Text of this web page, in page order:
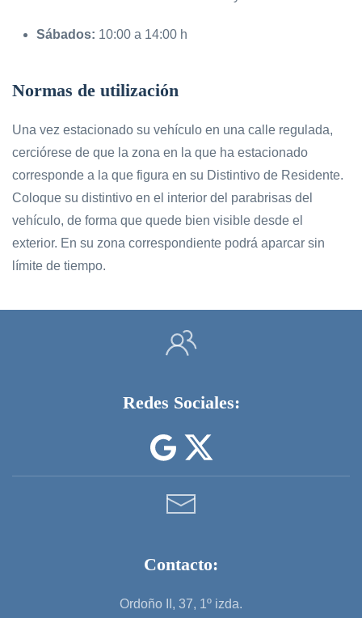
Sábados: 10:00 a 14:00 h
Normas de utilización
Una vez estacionado su vehículo en una calle regulada,
cerciórese de que la zona en la que ha estacionado
corresponde a la que figura en su Distintivo de Residente.
Coloque su distintivo en el interior del parabrisas del
vehículo, de forma que quede bien visible desde el
exterior. En su zona correspondiente podrá aparcar sin
límite de tiempo.
Redes Sociales:
Contacto:
Ordoño II, 37, 1º izda.